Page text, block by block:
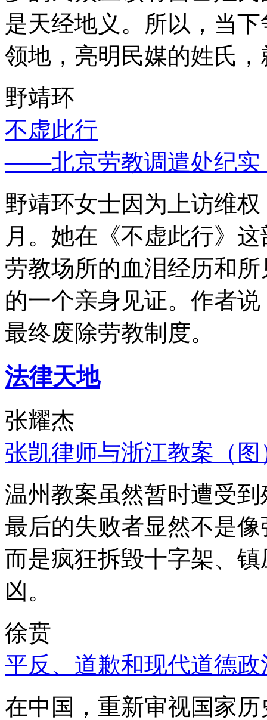
是天经地义。所以，当
领地，亮明民媒的姓氏
野靖环
不虚此行
——北京劳教调遣处纪实
野靖环女士因为上访维
月。她在《不虚此行》
劳教场所的血泪经历和
的一个亲身见证。作者
最终废除劳教制度。
法律天地
张耀杰
张凯律师与浙江教案（图
温州教案虽然暂时遭受
最后的失败者显然不是
而是疯狂拆毁十字架、
凶。
徐贲
平反、道歉和现代道德政
在中国，重新审视国家